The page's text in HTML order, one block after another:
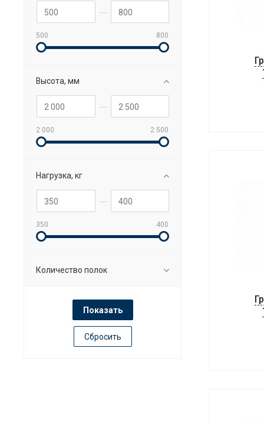
500 800
Высота, мм
2 000 2 500
Нагрузка, кг
350 400
Количество полок
Сбросить